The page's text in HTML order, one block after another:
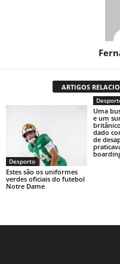
ARTIGOS
Desporto
Estes são os uniformes
verdes oficiais do futebol
Notre Dame
Uma
e um
dado
de